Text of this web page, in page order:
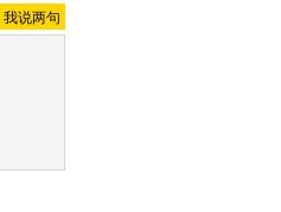
我说两句